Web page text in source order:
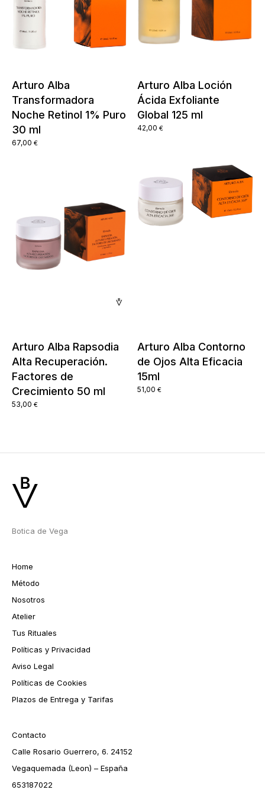
Arturo Alba
Transformadora
Noche Retinol 1% Puro
30 ml
67,00 €
Arturo Alba Loción
Ácida Exfoliante
Global 125 ml
42,00 €
Arturo Alba Rapsodia
Alta Recuperación.
Factores de
Crecimiento 50 ml
53,00 €
Arturo Alba Contorno
de Ojos Alta Eficacia
15ml
51,00 €
Botica de Vega
Home
Método
Nosotros
Atelier
Tus Rituales
Políticas y Privacidad
Aviso Legal
Políticas de Cookies
Plazos de Entrega y Tarifas
Contacto
Calle Rosario Guerrero, 6. 24152
Vegaquemada (Leon) – España
653187022